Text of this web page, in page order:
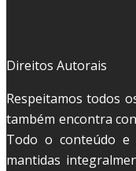
Direitos Autorais
Respeitamos todos
também encontra
Todo o conteúdo e
mantidas